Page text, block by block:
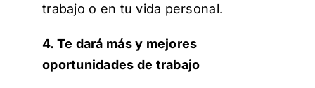
trabajo o en tu vida personal.
4. Te dará más y mejores
oportunidades de trabajo